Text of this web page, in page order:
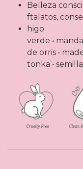
Belleza
ftalatos,
higo
verde •
de orris •
tonka •